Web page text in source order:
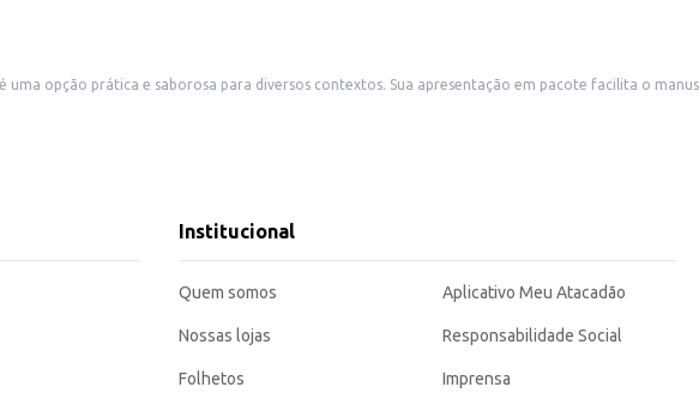
apresentação em pacote facilita o manuseio e armazenamento, sendo ideal para revenda em pequenos comércios,
sabor agradável, sendo uma opção eficiente para quem busca um produto de qualidade para
de clientes.
Institucional
Quem somos
Nossas lojas
Folhetos
Aplicativo Meu Atacadão
Responsabilidade Social
Imprensa